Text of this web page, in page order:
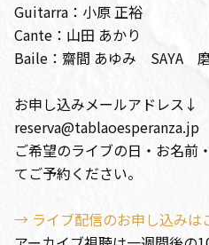
Guitarra：小原 正裕
Cante：山田 あかり
Baile：齋間 あゆみ SAYA
お申し込みメールアドレス↓
reserva@tablaoesperanza.jp
ご希望のライブの日・お名前
てご予約ください。
→ ライブ配信のお申し込みは